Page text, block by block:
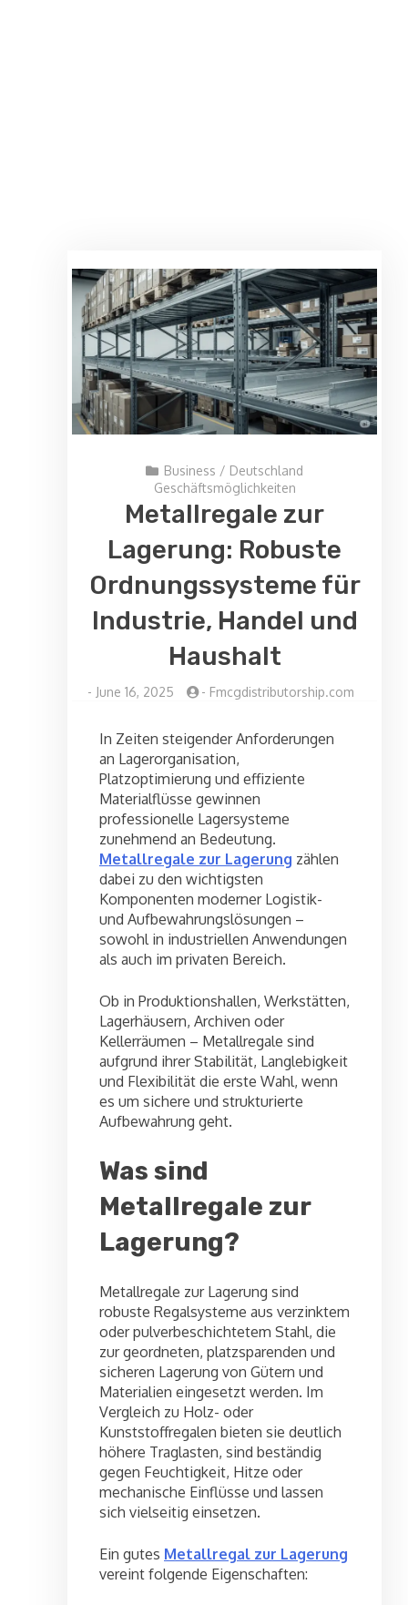
Business / Deutschland
Geschäftsmöglichkeiten
Metallregale zur
Lagerung: Robuste
Ordnungssysteme für
Industrie, Handel und
Haushalt
- June 16, 2025 - Fmcgdistributorship.com
In Zeiten steigender Anforderungen
an Lagerorganisation,
Platzoptimierung und effiziente
Materialflüsse gewinnen
professionelle Lagersysteme
zunehmend an Bedeutung.
Metallregale zur Lagerung zählen
dabei zu den wichtigsten
Komponenten moderner Logistik-
und Aufbewahrungslösungen –
sowohl in industriellen Anwendungen
als auch im privaten Bereich.
Ob in Produktionshallen, Werkstätten,
Lagerhäusern, Archiven oder
Kellerräumen – Metallregale sind
aufgrund ihrer Stabilität, Langlebigkeit
und Flexibilität die erste Wahl, wenn
es um sichere und strukturierte
Aufbewahrung geht.
Was sind
Metallregale zur
Lagerung?
Metallregale zur Lagerung sind
robuste Regalsysteme aus verzinktem
oder pulverbeschichtetem Stahl, die
zur geordneten, platzsparenden und
sicheren Lagerung von Gütern und
Materialien eingesetzt werden. Im
Vergleich zu Holz- oder
Kunststoffregalen bieten sie deutlich
höhere Traglasten, sind beständig
gegen Feuchtigkeit, Hitze oder
mechanische Einflüsse und lassen
sich vielseitig einsetzen.
Ein gutes Metallregal zur Lagerung
vereint folgende Eigenschaften: